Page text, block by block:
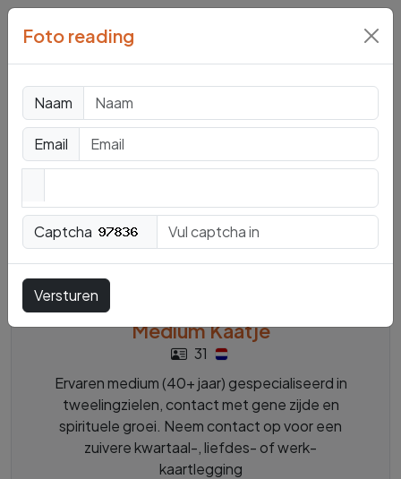
Mediums en
Medium Kaatje
31
Ervaren medium (40+ jaar) gespecialiseerd in
tweelingzielen, contact met gene zijde en
spirituele groei. Neem contact op voor een
zuivere kwartaal-, liefdes- of werk-
kaartlegging
Foto reading
Naam
Email
Captcha
Versturen